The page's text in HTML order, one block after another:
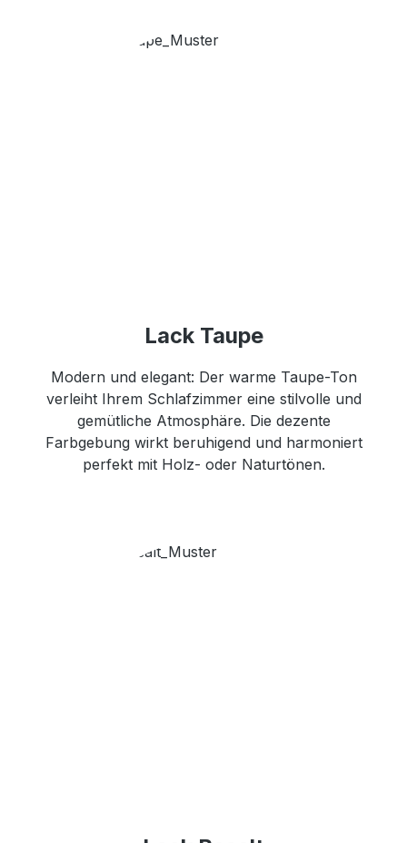
Lack Taupe
Modern und elegant: Der warme Taupe-Ton
verleiht Ihrem Schlafzimmer eine stilvolle und
gemütliche Atmosphäre. Die dezente
Farbgebung wirkt beruhigend und harmoniert
perfekt mit Holz- oder Naturtönen.